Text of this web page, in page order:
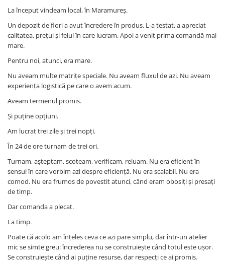
La început vindeam local, în Maramureș.
Un depozit de flori a avut încredere în produs. L-a testat, a apreciat
calitatea, prețul și felul în care lucram. Apoi a venit prima comandă mai
mare.
Pentru noi, atunci, era mare.
Nu aveam multe matrițe speciale. Nu aveam fluxul de azi. Nu aveam
experiența logistică pe care o avem acum.
Aveam termenul promis.
Și puține opțiuni.
Am lucrat trei zile și trei nopți.
În 24 de ore turnam de trei ori.
Turnam, așteptam, scoteam, verificam, reluam. Nu era eficient în
sensul în care vorbim azi despre eficiență. Nu era scalabil. Nu era
comod. Nu era frumos de povestit atunci, când eram obosiți și presați
de timp.
Dar comanda a plecat.
La timp.
Poate că acolo am înțeles ceva ce azi pare simplu, dar într-un atelier
mic se simte greu: încrederea nu se construiește când totul este ușor.
Se construiește când ai puține resurse, dar respecți ce ai promis.